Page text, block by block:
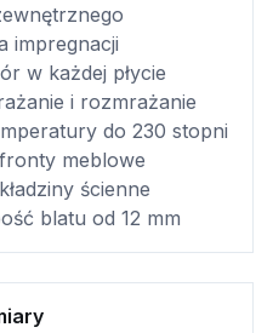
impregnacji
w każdej płycie
i rozmrażanie
do 230 stopni
meblowe
ścienne
blatu od 12 mm